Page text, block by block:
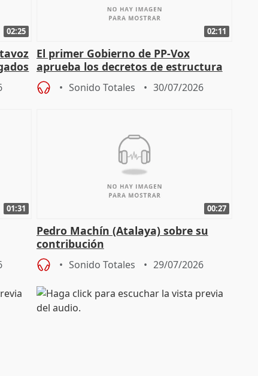
02:25 02:11
El primer Gobierno de PP-Vox
aprueba los decretos de estructura
de sus consejerías
Sonido Totales 30/07/2026
01:31 00:27
Pedro Machín (Atalaya) sobre su
contribución
Sonido Totales 29/07/2026